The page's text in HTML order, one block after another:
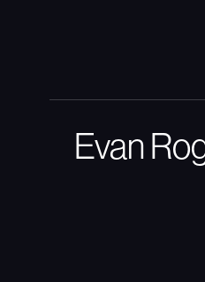
Evan